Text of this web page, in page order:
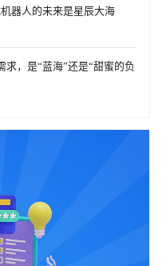
器人的未来是星辰大海
，是“蓝海”还是“甜蜜的负